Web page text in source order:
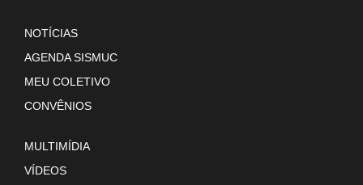
NOTÍCIAS
AGENDA SISMUC
MEU COLETIVO
CONVÊNIOS
MULTIMÍDIA
VÍDEOS